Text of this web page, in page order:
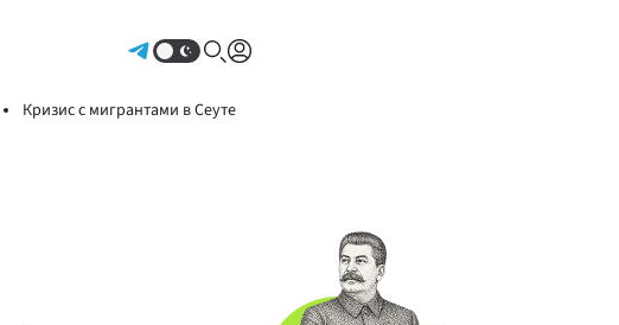
Кризис с мигрантами в Сеуте